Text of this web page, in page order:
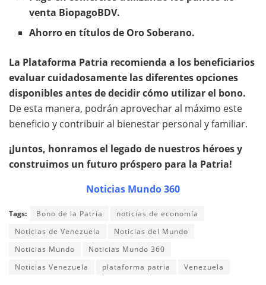
venta BiopagoBDV.
Ahorro en títulos de Oro Soberano.
La Plataforma Patria recomienda a los beneficiarios
evaluar cuidadosamente las diferentes opciones
disponibles antes de decidir cómo utilizar el bono.
De esta manera, podrán aprovechar al máximo este
beneficio y contribuir al bienestar personal y familiar.
¡Juntos, honramos el legado de nuestros héroes y
construimos un futuro próspero para la Patria!
Noticias Mundo 360
Tags: Bono de la Patria
noticias de economía
Noticias de Venezuela
Noticias del Mundo
Noticias Mundo
Noticias Mundo 360
Noticias Venezuela
plataforma patria Venezuela